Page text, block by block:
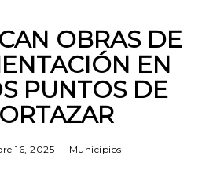
OBRAS DE
EN
PUNTOS DE
16, 2025 m
Municipios